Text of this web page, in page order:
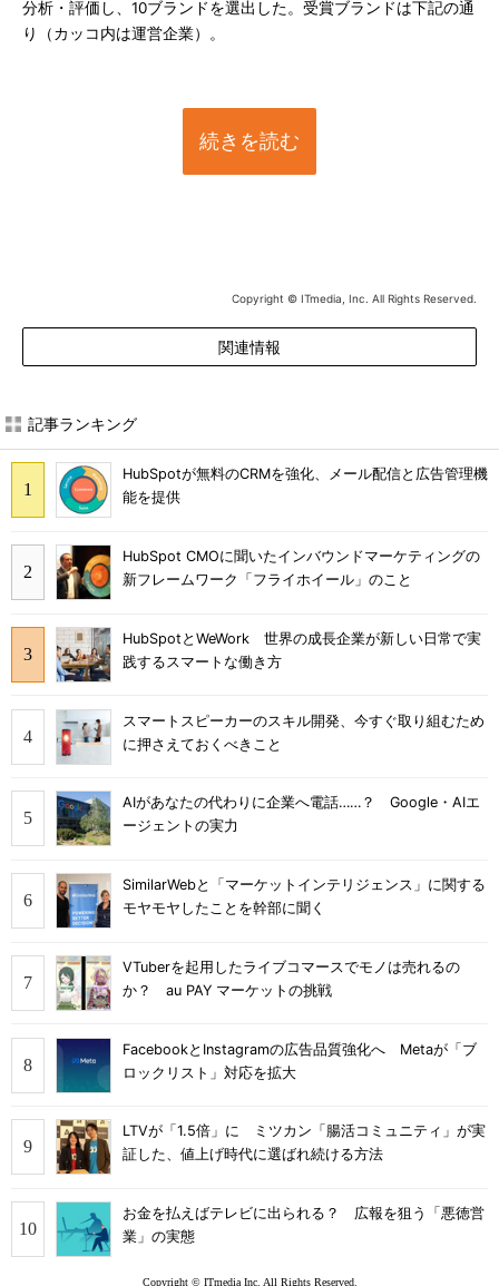
分析・評価し、10ブランドを選出した。受賞ブランドは下記の通
り（カッコ内は運営企業）。
続きを読む
Copyright © ITmedia, Inc. All Rights Reserved.
関連情報
記事ランキング
HubSpotが無料のCRMを強化、メール配信と広告管理機
能を提供
HubSpot CMOに聞いたインバウンドマーケティングの
新フレームワーク「フライホイール」のこと
HubSpotとWeWork 世界の成長企業が新しい日常で実
践するスマートな働き方
スマートスピーカーのスキル開発、今すぐ取り組むため
に押さえておくべきこと
AIがあなたの代わりに企業へ電話……？ Google・AIエ
ージェントの実力
SimilarWebと「マーケットインテリジェンス」に関する
モヤモヤしたことを幹部に聞く
VTuberを起用したライブコマースでモノは売れるの
か？ au PAY マーケットの挑戦
FacebookとInstagramの広告品質強化へ Metaが「ブ
ロックリスト」対応を拡大
LTVが「1.5倍」に ミツカン「腸活コミュニティ」が実
証した、値上げ時代に選ばれ続ける方法
お金を払えばテレビに出られる？ 広報を狙う「悪徳営
業」の実態
Copyright © ITmedia Inc. All Rights Reserved.